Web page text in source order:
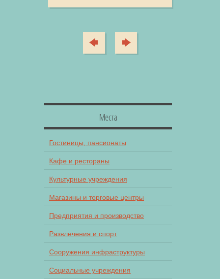
Места
Гостиницы, пансионаты
Кафе и рестораны
Культурные учреждения
Магазины и торговые центры
Предприятия и производство
Развлечения и спорт
Сооружения инфраструктуры
Социальные учреждения